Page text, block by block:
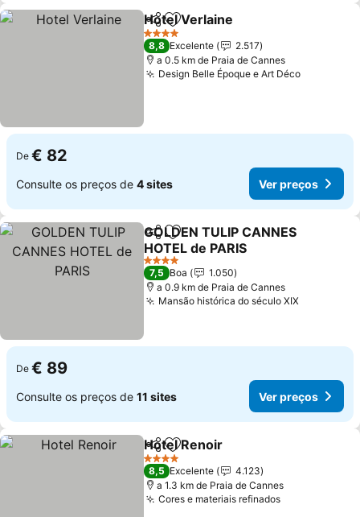
PartilharAdicionar aos favoritos
Hotel Verlaine
4 Estrelas
8,8 Excelente
2.517
a 0.5 km de Praia de Cannes
Design Belle Époque e Art DécoVer
De € 82
Consulte os preços de 4 sites Ver preços
PartilharAdicionar aos favoritos
GOLDEN TULIP CANNES
HOTEL de PARIS
Ver preços
4 Estrelas
7,5 Boa
1.050
a 0.9 km de Praia de Cannes
Mansão histórica do século XIXVer
De € 89
Consulte os preços de 11 sites Ver preços
PartilharAdicionar aos favoritos
Hotel Renoir
4 Estrelas
8,5 Excelente
4.123
a 1.3 km de Praia de Cannes
Cores e materiais refinadosVer preços